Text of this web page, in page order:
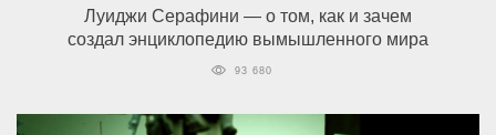
Луиджи Серафини — о том, как и зачем
создал энциклопедию вымышленного мира
93 680